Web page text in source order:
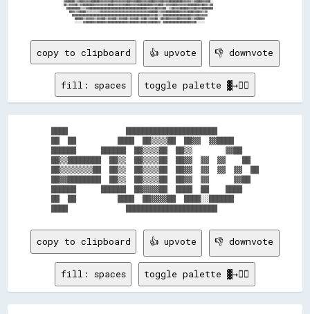
          ▓▓██████▒▒▓▓██▓▓▓▓▓▓██████▓▓▓▓▓▓▓▓██▓▓▓▓▓▓▓▓▓▓██▓▓▓▓████▓▓▓▓▓▓████▓▓▓▓██▓▓▓▓██████████▓▓▓▓▓▓▒▒▓▓████▓▓▓▓██░░
          ██▒▒▓▓▓▓██▒▒▓▓████████▓▓▓▓▓▓▓▓▓▓████▓▓▓▓▓▓▓▓████▓▓▓▓▓▓██████████▓▓▓▓████▒▒▓▓▓▓████▓▓▓▓▓▓▓▓████████▓▓██▓▓▒▒██
            ██████████▒▒▒▒▓▓██████████████████████████████████████████▓▓▓▓▓▓██▓▓▓▓██░░▒▒██▓▓▓▓██████▓▓▓▓██▓▓▓▓████████
              ██▓▓▒▒▓▓████▒▒▒▒▒▒▒▒▒▒▓▓▓▓▓▓▓▓▓▓▓▓▓▓▓▓▓▓▓▓▓▓▓▓▓▓▓▓▓▓▓▓▓▓▓▓██████▒▒▓▓▓▓██████████▓▓▓▓▓▓████▓▓██▓▓▒▒▓▓
                ████████████████████████████████████████████████████████▓▓▓▓██▒▒▒▒████████████████████▓▓▓▓██▓▓▓▓▓▓
                  ██████▒▒▓▓▓▓▓▓▒▒▓▓▓▓██▒▒▓▓▓▓██▒▒▓▓▓▓██▒▒▓▓▓▓██▒▒▓▓██▒▒▓▓▓▓██░░██▓▓██▓▓▓▓▓▓██▓▓▓▓▓▓██▒▒▓▓████▓▓
copy to clipboard 👍 upvote 👎 downvote
fill: spaces toggle palette ▓→✊🏽
██  ██          ████  ██▒▒▒▒██  ██▓▓  ▓▓████
██████      ██████  ██▒▒▒▒██  ██▒▒        ▓▓██
██▒▒████████  ██▒▒  ██▒▒▒▒██  ██▓▓  ▓▓  ▓▓    ██
██▒▒▒▒▒▒▒▒██  ██▒▒  ██▒▒▒▒██  ██▓▓  ▓▓  ▓▓  ▓▓  ██
██▓▓████████  ██▒▒  ██▒▒▒▒██  ██▓▓  ▓▓      ▓▓██
██████      ██████  ██▓▓▓▓██  ████  ██    ████
██  ██          ████  ██▓▓▓▓██  ████░░██████
copy to clipboard 👍 upvote 👎 downvote
fill: spaces toggle palette ▓→✊🏽